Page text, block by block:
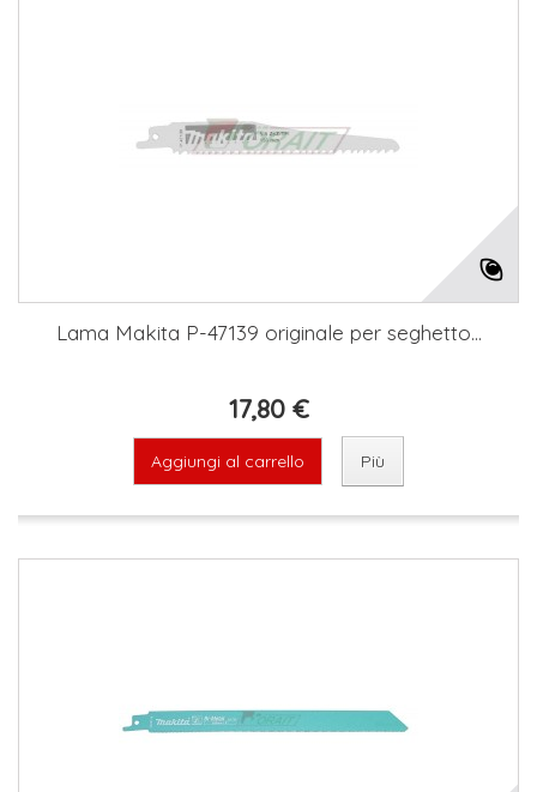
Lama Makita P-47139 originale per seghetto...
17,80 €
Aggiungi al carrello Più